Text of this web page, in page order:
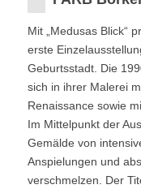
Mit „Medusas Blick“
erste
Geburtsstadt. Die
sich in ihrer Malerei
Renaissance sowie
Im Mittelpunkt der
Gemälde von
Anspielungen und
verschmelzen. Der